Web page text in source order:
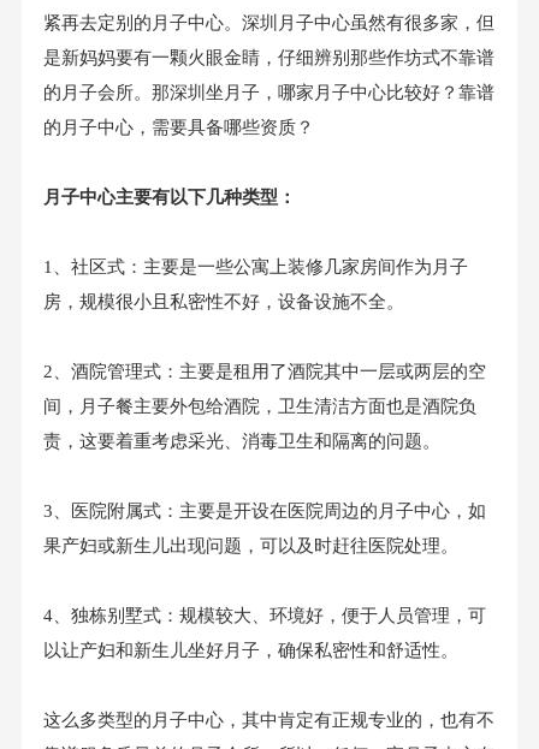
紧再去定别的月子中心。深圳月子中心虽然有很多家，但
是新妈妈要有一颗火眼金睛，仔细辨别那些作坊式不靠谱
的月子会所。那深圳坐月子，哪家月子中心比较好？靠谱
的月子中心，需要具备哪些资质？
月子中心主要有以下几种类型：
1、社区式：主要是一些公寓上装修几家房间作为月子
房，规模很小且私密性不好，设备设施不全。
2、酒院管理式：主要是租用了酒院其中一层或两层的空
间，月子餐主要外包给酒院，卫生清洁方面也是酒院负
责，这要着重考虑采光、消毒卫生和隔离的问题。
3、医院附属式：主要是开设在医院周边的月子中心，如
果产妇或新生儿出现问题，可以及时赶往医院处理。
4、独栋别墅式：规模较大、环境好，便于人员管理，可
以让产妇和新生儿坐好月子，确保私密性和舒适性。
这么多类型的月子中心，其中肯定有正规专业的，也有不